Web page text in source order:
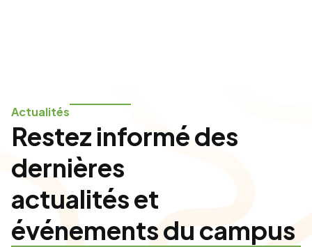
Actualités
Restez informé des
dernières
actualités et
événements du campus